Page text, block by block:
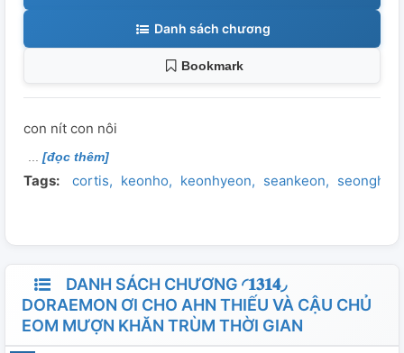
Danh sách chương
Bookmark
con nít con nôi
[đọc thêm]
Tags: cortis keonho keonhyeon seankeon
DANH SÁCH CHƯƠNG ◜𝟏𝟑𝟏𝟒◞
DORAEMON ƠI CHO AHN THIẾU VÀ CẬU CHỦ
EOM MƯỢN KHĂN TRÙM THỜI GIAN